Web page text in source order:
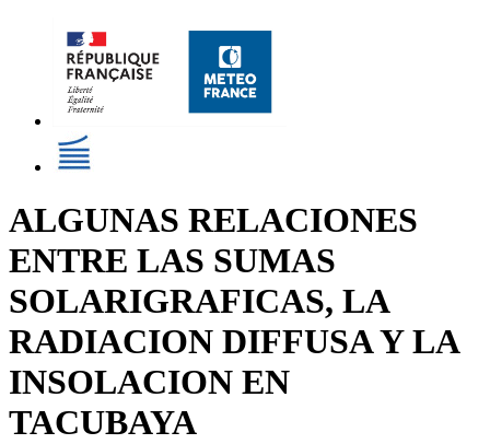
ALGUNAS RELACIONES
ENTRE LAS SUMAS
SOLARIGRAFICAS, LA
RADIACION DIFFUSA Y LA
INSOLACION EN
TACUBAYA